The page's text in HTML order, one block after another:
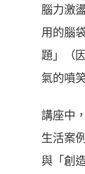
腦力激
用的腦
題」（
氣的噴
講座中
生活案
與「創